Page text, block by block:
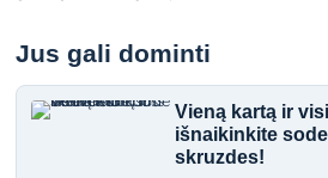
Jus gali dominti
Vieną kartą ir
išnaikinkite
skruzdes!